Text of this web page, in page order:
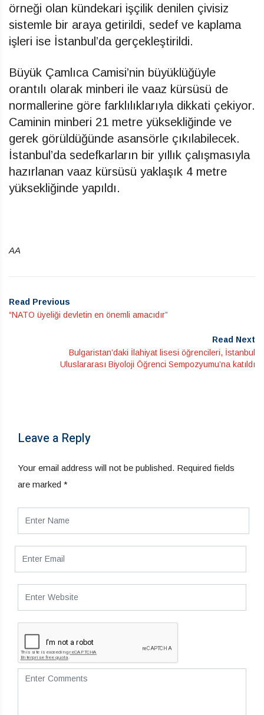
örneği olan kündekari işçilik denilen çivisiz
sistemle bir araya getirildi, sedef ve kaplama
işleri ise İstanbul’da gerçekleştirildi.
Büyük Çamlıca Camisi’nin büyüklüğüyle
orantılı olarak minberi ile vaaz kürsüsü de
normallerine göre farklılıklarıyla dikkati çekiyor.
Caminin minberi 21 metre yüksekliğinde ve
gerek görüldüğünde asansörle çıkılabilecek.
İstanbul’da sedefkarların bir yıllık çalışmasıyla
hazırlanan vaaz kürsüsü yaklaşık 4 metre
yüksekliğinde yapıldı.
AA
Read Previous
“NATO üyeliği devletin en önemli amacıdır”
Read Next
Bulgaristan’daki İlahiyat lisesi öğrencileri, İstanbul
Uluslararası Biyoloji Öğrenci Sempozyumu’na katıldı
Leave a Reply
Your email address will not be published. Required fields
are marked *